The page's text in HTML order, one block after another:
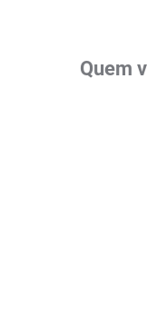
Quem